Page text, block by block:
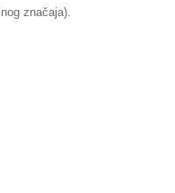
značaja).